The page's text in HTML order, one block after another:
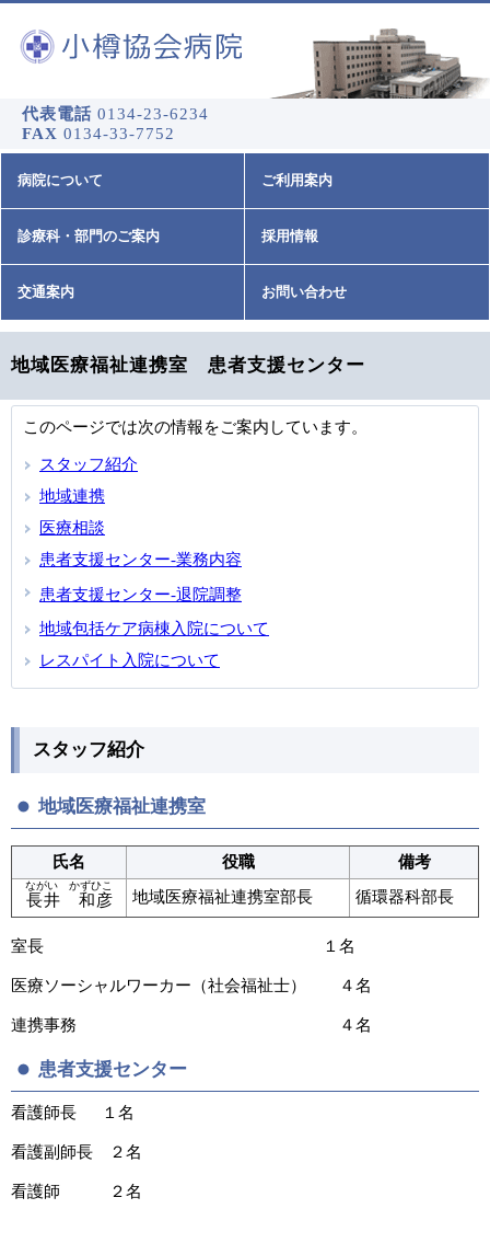
代表電話 0134-23-6234
FAX 0134-33-7752
病院について ご利用案内
診療科・部門のご案内 採用情報
交通案内 お問い合わせ
地域医療福祉連携室 患者支援センター
このページでは次の情報をご案内しています。
スタッフ紹介
地域連携
医療相談
患者支援センター-業務内容
患者支援センター-退院調整
地域包括ケア病棟入院について
レスパイト入院について
スタッフ紹介
地域医療福祉連携室
氏名 役職 備考
長井 和彦
ながい かずひこ
地域医療福祉連携室部長 循環器科部長
室長 １名
医療ソーシャルワーカー（社会福祉士） ４名
連携事務 ４名
患者支援センター
看護師長 １名
看護副師長 ２名
看護師 ２名